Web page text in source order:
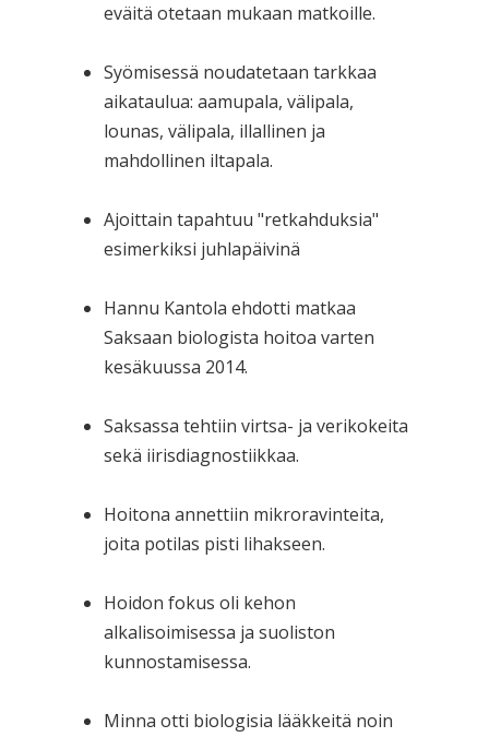
eväitä otetaan mukaan matkoille.
Syömisessä noudatetaan tarkkaa
aikataulua: aamupala, välipala,
lounas, välipala, illallinen ja
mahdollinen iltapala.
Ajoittain tapahtuu "retkahduksia"
esimerkiksi juhlapäivinä
Hannu Kantola ehdotti matkaa
Saksaan biologista hoitoa varten
kesäkuussa 2014.
Saksassa tehtiin virtsa- ja verikokeita
sekä iirisdiagnostiikkaa.
Hoitona annettiin mikroravinteita,
joita potilas pisti lihakseen.
Hoidon fokus oli kehon
alkalisoimisessa ja suoliston
kunnostamisessa.
Minna otti biologisia lääkkeitä noin